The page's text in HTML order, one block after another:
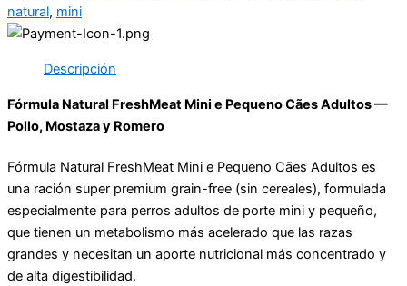
natural, mini
Descripción
Fórmula Natural FreshMeat Mini e Pequeno Cães Adultos —
Pollo, Mostaza y Romero
Fórmula Natural FreshMeat Mini e Pequeno Cães Adultos es
una ración super premium grain-free (sin cereales), formulada
especialmente para perros adultos de porte mini y pequeño,
que tienen un metabolismo más acelerado que las razas
grandes y necesitan un aporte nutricional más concentrado y
de alta digestibilidad.